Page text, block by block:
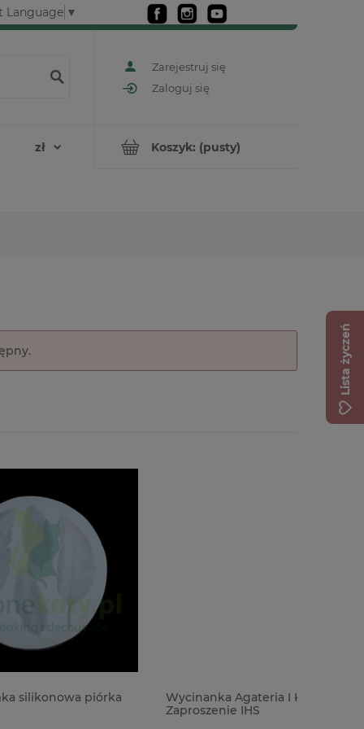
Language ▼
Zarejestruj się
Zaloguj się
Koszyk: (pusty)
Wycinanka Agateria I Komunia Święta
Lista życzeń